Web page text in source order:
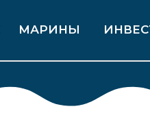
МАРИНЫ